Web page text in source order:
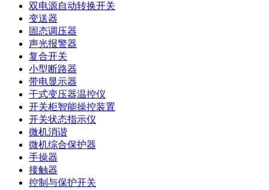
双电源自动转换开关
变送器
固态调压器
声光报警器
复合开关
小型断路器
带电显示器
干式变压器温控仪
开关柜智能操控装置
开关状态指示仪
微机消谐
微机综合保护器
手操器
接触器
控制与保护开关